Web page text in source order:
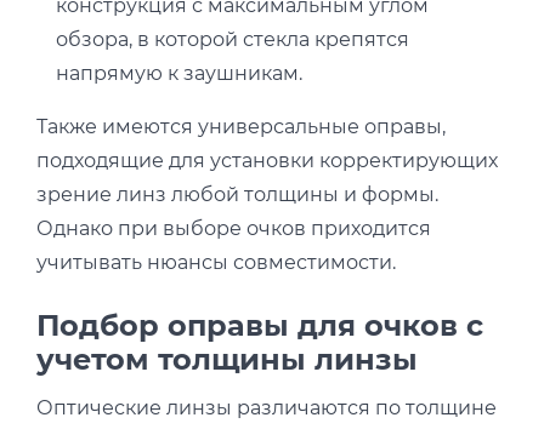
конструкция с максимальным углом
обзора, в которой стекла крепятся
напрямую к заушникам.
Также имеются универсальные оправы,
подходящие для установки корректирующих
зрение линз любой толщины и формы.
Однако при выборе очков приходится
учитывать нюансы совместимости.
Подбор оправы для очков с
учетом толщины линзы
Оптические линзы различаются по толщине